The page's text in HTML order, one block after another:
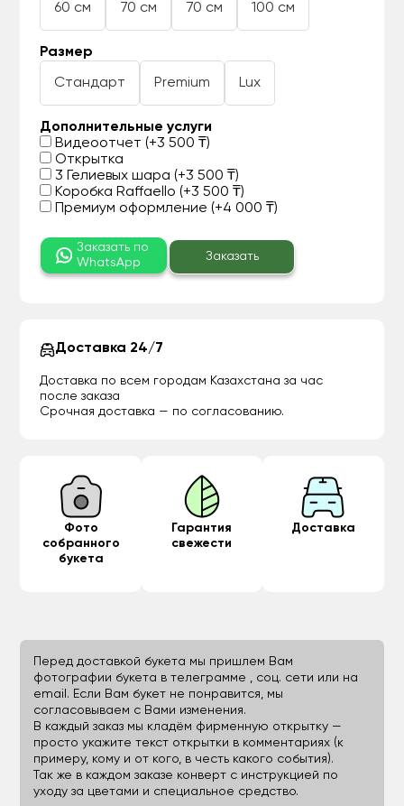
60 см 70 см 70 см 100 см
Размер
Стандарт Premium Lux
Дополнительные услуги
Видеоотчет (+3 500 ₸)
Открытка
3 Гелиевых шара (+3 500 ₸)
Коробка Raffaello (+3 500 ₸)
Премиум оформление (+4 000 ₸)
Заказать по
WhatsApp
Заказать
Доставка 24/7
Доставка по всем городам Казахстана за час
после заказа
Срочная доставка — по согласованию.
Фото
собранного
букета
Гарантия
свежести
Доставка
Перед доставкой букета мы пришлем Вам
фотографии букета в телеграмме , соц. сети или на
email. Если Вам букет не понравится, мы
согласовываем с Вами изменения.
В каждый заказ мы кладём фирменную открытку —
просто укажите текст открытки в комментариях (к
примеру, кому и от кого, в честь какого события).
Так же в каждом заказе конверт с инструкцией по
уходу за цветами и специальное средство.